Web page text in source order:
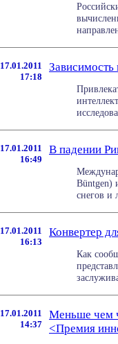
17.01.2011
17:18
Зависимость
17.01.2011
16:49
В падении
Büntgen)
снегов и
17.01.2011
16:13
Конвертер
Как
17.01.2011
14:37
Меньше чем
<Премия